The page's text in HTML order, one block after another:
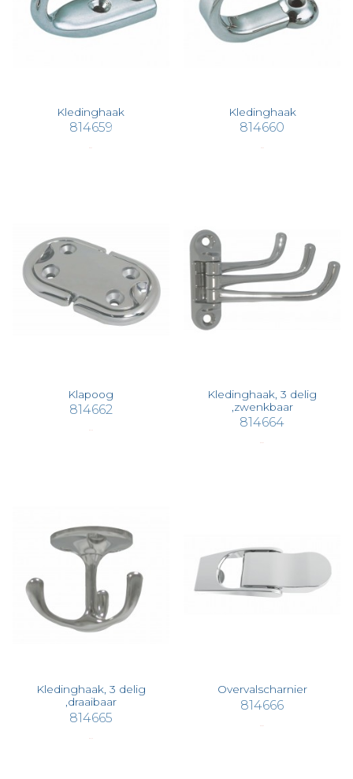
Kledinghaak
814659
Kledinghaak
814660
Klapoog
814662
Kledinghaak, 3 delig
,zwenkbaar
814664
Kledinghaak, 3 delig
,draaibaar
814665
Overvalscharnier
814666